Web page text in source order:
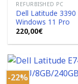
REFURBISHED PC
Dell Latitude 3390
Windows 11 Pro
220,00€
-22%